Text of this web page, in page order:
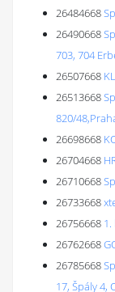
26484668
26490668
703, 704
26507668
26513668
820/
26698668
26704668
26710668
26733668
26756668
26762668
26785668
17, Špály 4,